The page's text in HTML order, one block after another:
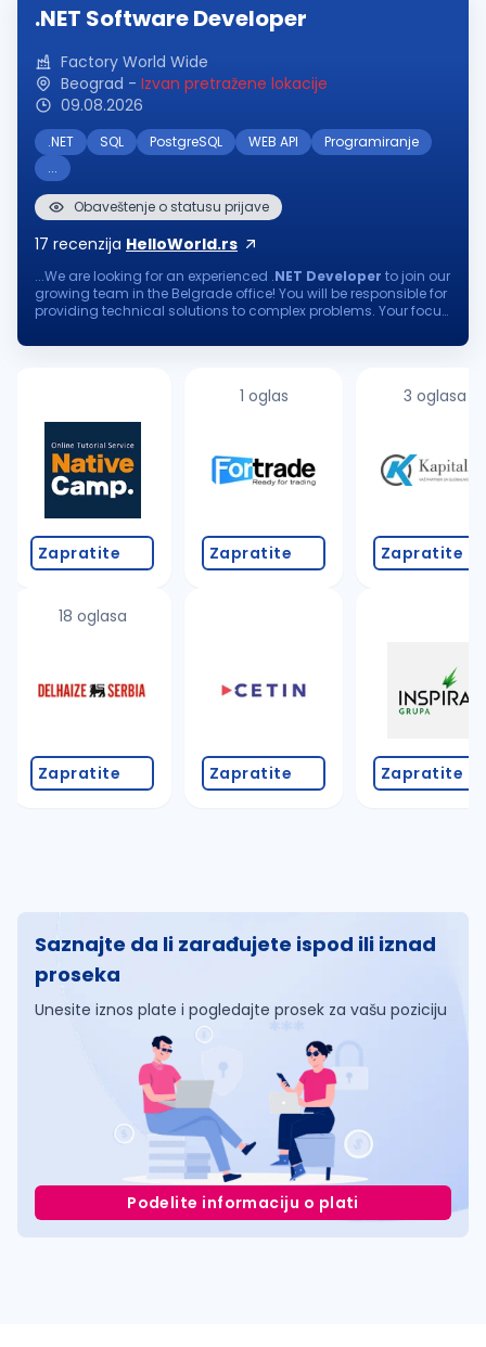
.NET Software Developer
Factory World Wide
Beograd - Izvan pretražene lokacije
09.08.2026
.NET SQL PostgreSQL WEB API
Programiranje
...
Obaveštenje o statusu prijave
17 recenzija HelloWorld.rs
...We are looking for an experienced .NET Developer to join our
growing team in the Belgrade office! You will be responsible for
providing technical solutions to complex problems. Your focus
Zapratite
18 oglasa
Zapratite
1 oglas
Zapratite
Zapratite
3 oglasa
Zapratite
Zapratite
Saznajte da li zarađujete ispod ili iznad
proseka
Unesite iznos plate i pogledajte prosek za vašu poziciju
Podelite informaciju o plati